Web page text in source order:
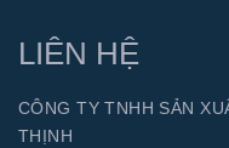
LIÊN HỆ
CÔNG TY TNHH SẢN
THỊNH